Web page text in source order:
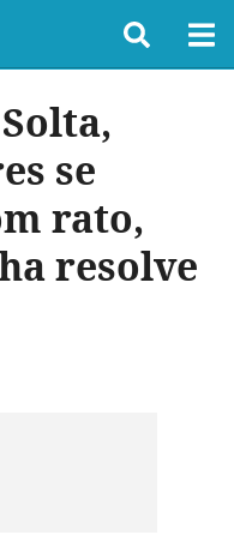
se
rato,
resolve